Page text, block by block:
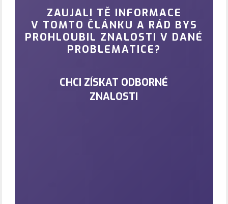
ZAUJALI TĚ INFORMACE
V TOMTO ČLÁNKU A RÁD BYS
PROHLOUBIL ZNALOSTI V DANÉ
PROBLEMATICE?
CHCI ZÍSKAT ODBORNÉ
ZNALOSTI